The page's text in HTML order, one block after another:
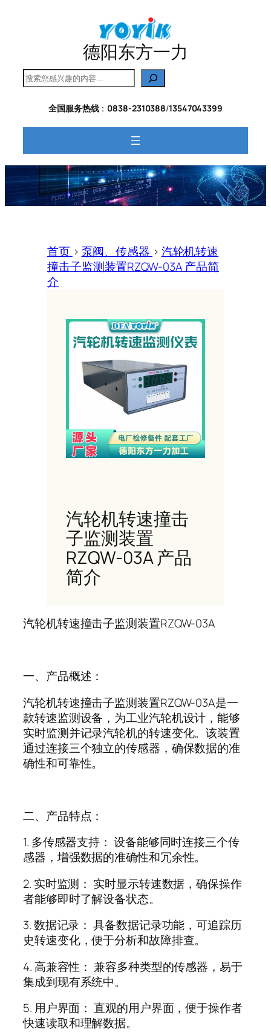
德阳东方一力
搜
索
全国服务热线： 0838-2310388/13547043399
首页 > 泵阀、传感器 > 汽轮机转速
撞击子监测装置RZQW-03A 产品简
介
汽轮机转速撞击
子监测装置
RZQW-03A 产品
简介
汽轮机转速撞击子监测装置RZQW-03A
一、产品概述：
汽轮机转速撞击子监测装置RZQW-03A是一
款转速监测设备，为工业汽轮机设计，能够
实时监测并记录汽轮机的转速变化。该装置
通过连接三个独立的传感器，确保数据的准
确性和可靠性。
二、产品特点：
1. 多传感器支持： 设备能够同时连接三个传
感器，增强数据的准确性和冗余性。
2. 实时监测： 实时显示转速数据，确保操作
者能够即时了解设备状态。
3.数据记录： 具备数据记录功能，可追踪历
史转速变化，便于分析和故障排查。
4.高兼容性： 兼容多种类型的传感器，易于
集成到现有系统中。
5. 用户界面： 直观的用户界面，便于操作者
快速读取和理解数据。